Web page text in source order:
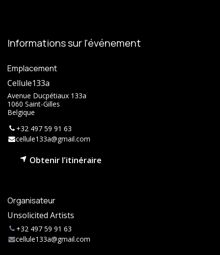
Informations sur l'événement
Emplacement
Cellule133a
Avenue Ducpétiaux 133a
1060 Saint-Gilles
Belgique
+32 497 59 91 63
cellule133a@gmail.com
Obtenir l'itinéraire
Organisateur
Unsolicited Artists
+32 497 59 91 63
cellule133a@gmail.com